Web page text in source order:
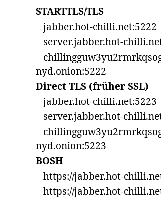
STARTTLS/TLS
jabber.hot-chilli.net:5222
server.jabber.hot-
nyd.onion:5222
Direct TLS (früher SSL)
jabber.hot-chilli.net:5223
server.jabber.hot-
nyd.onion:5223
BOSH
https://jabber.hot-
https://jabber.hot-